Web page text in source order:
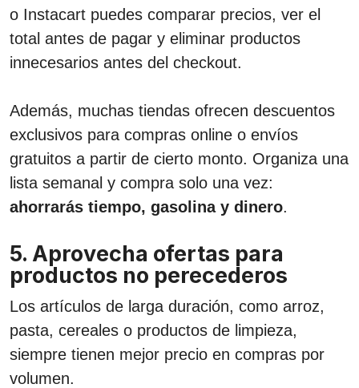
o Instacart puedes comparar precios, ver el
total antes de pagar y eliminar productos
innecesarios antes del checkout.
Además, muchas tiendas ofrecen descuentos
exclusivos para compras online o envíos
gratuitos a partir de cierto monto. Organiza una
lista semanal y compra solo una vez:
ahorrarás tiempo, gasolina y dinero.
5. Aprovecha ofertas para
productos no perecederos
Los artículos de larga duración, como arroz,
pasta, cereales o productos de limpieza,
siempre tienen mejor precio en compras por
volumen.